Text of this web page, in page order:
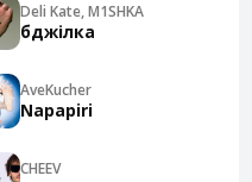
Deli Kate, M1SHKA
бджілка
AveKucher
Napapiri
CHEEV